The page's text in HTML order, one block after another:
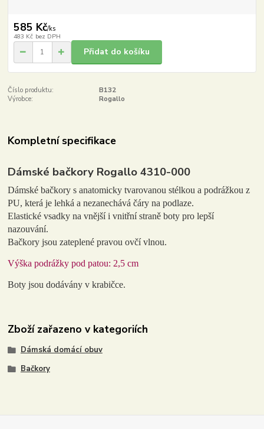
585 Kč/ks
483 Kč bez DPH
Přidat do košíku
Číslo produktu:
B132
Výrobce:
Rogallo
Kompletní specifikace
Dámské bačkory Rogallo 4310-000
Dámské bačkory s anatomicky tvarovanou stélkou a podrážkou z
PU, která je lehká a nezanechává čáry na podlaze.
Elastické vsadky na vnější i vnitřní straně boty pro lepší
nazouvání.
Bačkory jsou zateplené pravou ovčí vlnou.
Výška podrážky pod patou: 2,5 cm
Boty jsou dodávány v krabičce.
Zboží zařazeno v kategoriích
Dámská domácí obuv
Bačkory